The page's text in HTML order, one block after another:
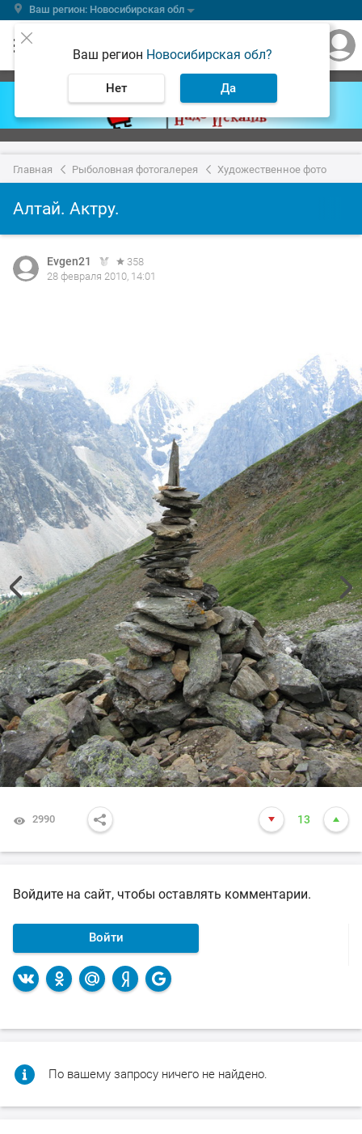
Ваш регион: Новосибирская обл
Ваш регион Новосибирская обл?
Нет Да
Главная Рыболовная фотогалерея Художественное фото
Алтай. Актру.
Evgen21
358
28 февраля 2010, 14:01
2990 13
Войдите на сайт, чтобы оставлять комментарии.
Войти
По вашему запросу ничего не найдено.